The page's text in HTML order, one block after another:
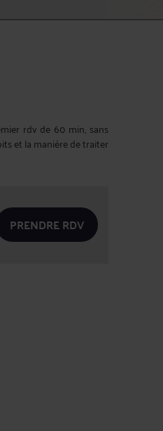
rdv de 60 min, sans
et la manière de traiter
PRENDRE RDV